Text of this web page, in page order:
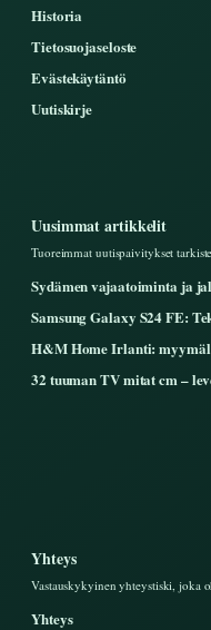
Historia
Tietosuojaseloste
Evästekäytäntö
Uutiskirje
Uusimmat artikkelit
Tuoreimmat uutispaivitykset
Sydämen vajaatoiminta ja
Samsung Galaxy S24 FE:
H&M Home Irlanti:
32 tuuman TV mitat cm –
Yhteys
Vastauskykyinen yhteystiski, joka
Yhteys